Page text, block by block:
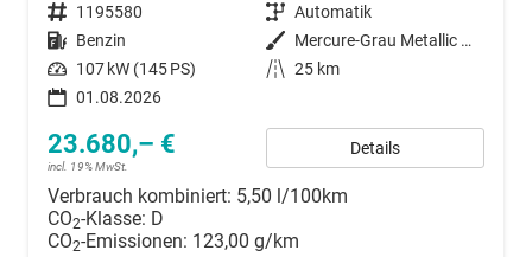
Fahrzeugnummer 1195580 Getriebe Automatik
Kraftstoff Benzin Außenfarbe
Mercure-Grau Metallic mit schwarzem Dach
Leistung 107 kW (145 PS) Kilometerstand 25 km
01.08.2026
23.680,– €
incl. 19% MwSt.
Details
Verbrauch kombiniert: 5,50 l/100km
CO2-Klasse: D
CO2-Emissionen: 123,00 g/km